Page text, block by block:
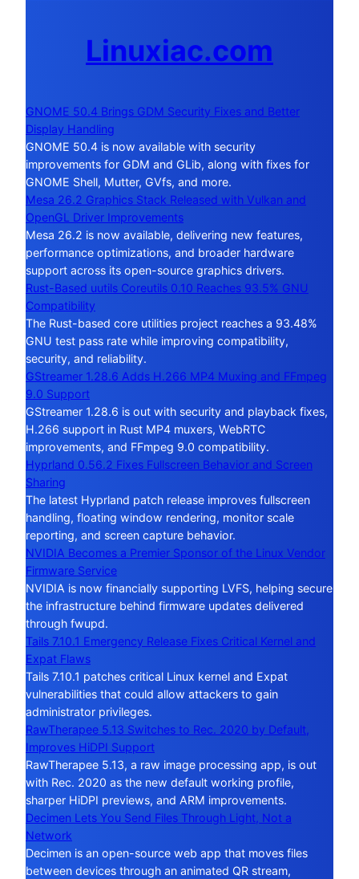
Linuxiac.com
GNOME 50.4 Brings GDM Security Fixes and Better
Display Handling
GNOME 50.4 is now available with security
improvements for GDM and GLib, along with fixes for
GNOME Shell, Mutter, GVfs, and more.
Mesa 26.2 Graphics Stack Released with Vulkan and
OpenGL Driver Improvements
Mesa 26.2 is now available, delivering new features,
performance optimizations, and broader hardware
support across its open-source graphics drivers.
Rust-Based uutils Coreutils 0.10 Reaches 93.5% GNU
Compatibility
The Rust-based core utilities project reaches a 93.48%
GNU test pass rate while improving compatibility,
security, and reliability.
GStreamer 1.28.6 Adds H.266 MP4 Muxing and FFmpeg
9.0 Support
GStreamer 1.28.6 is out with security and playback fixes,
H.266 support in Rust MP4 muxers, WebRTC
improvements, and FFmpeg 9.0 compatibility.
Hyprland 0.56.2 Fixes Fullscreen Behavior and Screen
Sharing
The latest Hyprland patch release improves fullscreen
handling, floating window rendering, monitor scale
reporting, and screen capture behavior.
NVIDIA Becomes a Premier Sponsor of the Linux Vendor
Firmware Service
NVIDIA is now financially supporting LVFS, helping secure
the infrastructure behind firmware updates delivered
through fwupd.
Tails 7.10.1 Emergency Release Fixes Critical Kernel and
Expat Flaws
Tails 7.10.1 patches critical Linux kernel and Expat
vulnerabilities that could allow attackers to gain
administrator privileges.
RawTherapee 5.13 Switches to Rec. 2020 by Default,
Improves HiDPI Support
RawTherapee 5.13, a raw image processing app, is out
with Rec. 2020 as the new default working profile,
sharper HiDPI previews, and ARM improvements.
Decimen Lets You Send Files Through Light, Not a
Network
Decimen is an open-source web app that moves files
between devices through an animated QR stream,